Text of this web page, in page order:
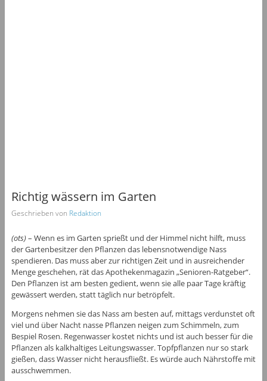
Richtig wässern im Garten
Geschrieben von Redaktion
(ots)– Wenn es im Garten sprießt und der Himmel nicht hilft, muss
der Gartenbesitzer den Pflanzen das lebensnotwendige Nass
spendieren. Das muss aber zur richtigen Zeit und in ausreichender
Menge geschehen, rät das Apothekenmagazin „Senioren-Ratgeber“.
Den Pflanzen ist am besten gedient, wenn sie alle paar Tage kräftig
gewässert werden, statt täglich nur betröpfelt.
Morgens nehmen sie das Nass am besten auf, mittags verdunstet oft
viel und über Nacht nasse Pflanzen neigen zum Schimmeln, zum
Bespiel Rosen. Regenwasser kostet nichts und ist auch besser für die
Pflanzen als kalkhaltiges Leitungswasser. Topfpflanzen nur so stark
gießen, dass Wasser nicht herausfließt. Es würde auch Nährstoffe mit
ausschwemmen.